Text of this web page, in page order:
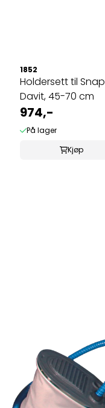
1852
Holdersett til Snap
Davit, 45-70 cm
974,-
På lager
Kjøp